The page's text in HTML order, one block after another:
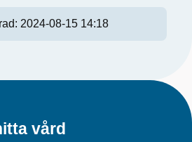
2024-08-15 14:18
vård